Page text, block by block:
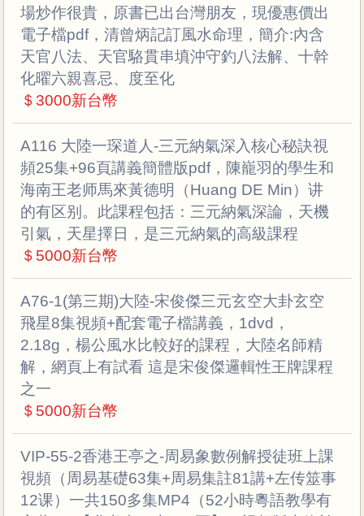
場炒作很貴，原書已出台灣朋友，現優惠價出
電子檔pdf，清曾炳記訂風水命理，簡介:內含
天官八法、天官駱貫串填沖守釣八法解、十幹
化曜六親喜忌、度至化
＄3000新台幣
A116 大陸一琛道人-三元納氣深入核心秘訣視
頻25集+96頁講義簡體版pdf，陳巃羽的學生和
海南王老师馬來黃德明（Huang DE Min）讲
的有区别。此課程包括：三元納氣深論，天機
引氣，天星擇日，是三元納氣的高級課程
＄5000新台幣
A76-1(第三期)大陸-宋俊傑三元玄空大卦玄空
飛星8集視頻+配套電子檔講義，1dvd，
2.18g，楊公風水比較好的課程，大陸名師精
解，網頁上有試看 這是宋俊傑邏輯性王牌課程
之一
＄5000新台幣
VIP-55-2香港王亭之-周易象數例解授徒班上課
視頻（周易基礎63集+周易集註81講+左传筮事
12课）一共150多集MP4（52小時粵語教學有